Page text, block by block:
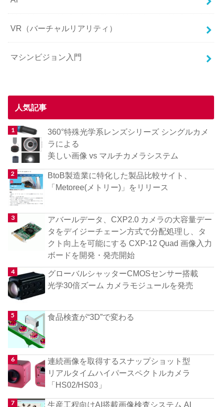
VR（バーチャルリアリティ）
マシンビジョン入門
人気記事
360°特殊光学系レンズシリーズ シングルカメ
ラによる
美しい画像 vs マルチカメラシステム
BtoB製造業に特化した製品比較サイト、
「Metoree(メトリー)」をリリース
アバールデータ、CXP2.0 カメラの大容量デー
タをデイジーチェーン方式で分配処理し、タ
クト向上を可能にする CXP-12 Quad 画像入力
ボードを開発・発売開始
グローバルシャッターCMOSセンサー搭載
光学30倍ズーム カメラモジュールを発売
食品検査が“3D”で変わる
連続画像を取得するスナップショット型
リアルタイムハイパースペクトルカメラ
「HS02/HS03」
生産工程向けAI搭載画像検査システム AI